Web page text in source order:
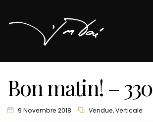
Bon matin! – 330
9 Novembre 2018 Vendue,Verticale